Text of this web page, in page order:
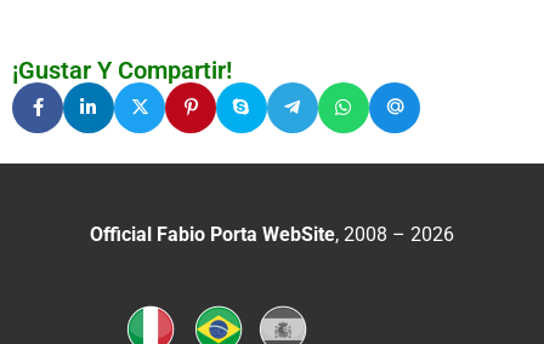
¡Gustar Y Compartir!
Official Fabio Porta WebSite, 2008 – 2026